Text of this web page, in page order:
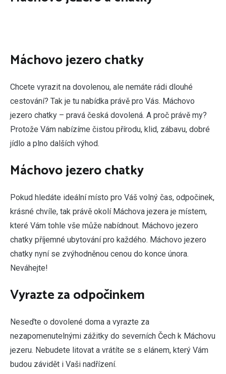
Máchovo jezero chatky
Chcete vyrazit na dovolenou, ale nemáte rádi dlouhé
cestování? Tak je tu nabídka právě pro Vás. Máchovo
jezero chatky – pravá česká dovolená. A proč právě my?
Protože Vám nabízíme čistou přírodu, klid, zábavu, dobré
jídlo a plno dalších výhod.
Máchovo jezero chatky
Pokud hledáte ideální místo pro Váš volný čas, odpočinek,
krásné chvíle, tak právě okolí Máchova jezera je místem,
které Vám tohle vše může nabídnout. Máchovo jezero
chatky příjemné ubytování pro každého. Máchovo jezero
chatky nyní se zvýhodněnou cenou do konce února.
Neváhejte!
Vyrazte za odpočinkem
Neseďte o dovolené doma a vyrazte za
nezapomenutelnými zážitky do severních Čech k Máchovu
jezeru. Nebudete litovat a vrátíte se s elánem, který Vám
budou závidět i Vaši nadřízení.